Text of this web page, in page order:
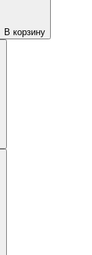
В корзину